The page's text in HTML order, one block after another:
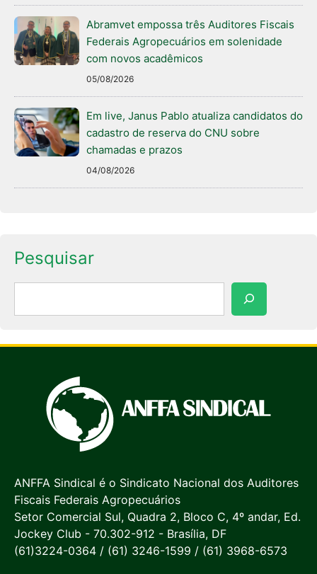
Abramvet empossa três Auditores Fiscais
Federais Agropecuários em solenidade
com novos acadêmicos
05/08/2026
Em live, Janus Pablo atualiza candidatos do
cadastro de reserva do CNU sobre
chamadas e prazos
04/08/2026
Pesquisar
ANFFA Sindical é o Sindicato Nacional dos Auditores
Fiscais Federais Agropecuários
Setor Comercial Sul, Quadra 2, Bloco C, 4º andar, Ed.
Jockey Club - 70.302-912 - Brasília, DF
(61)3224-0364 / (61) 3246-1599 / (61) 3968-6573